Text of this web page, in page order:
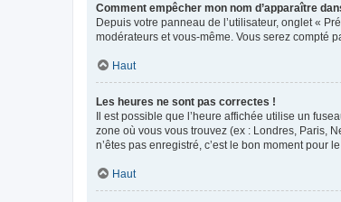
Comment empêcher mon nom d’apparaître
Depuis votre panneau de l’utilisateur, onglet «
modérateurs et vous-même. Vous serez compté
Haut
Les heures ne sont pas correctes !
Il est possible que l’heure affichée utilise un
zone où vous vous trouvez (ex : Londres, Paris,
n’êtes pas enregistré, c’est le bon moment pour le
Haut